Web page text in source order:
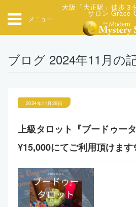
メニュー
大阪「大正駅」徒歩３
サロン Grace
ブログ 2024年11月の
2024年11月29日
上級タロット『ブードゥー
¥15,000にてご利用頂けます